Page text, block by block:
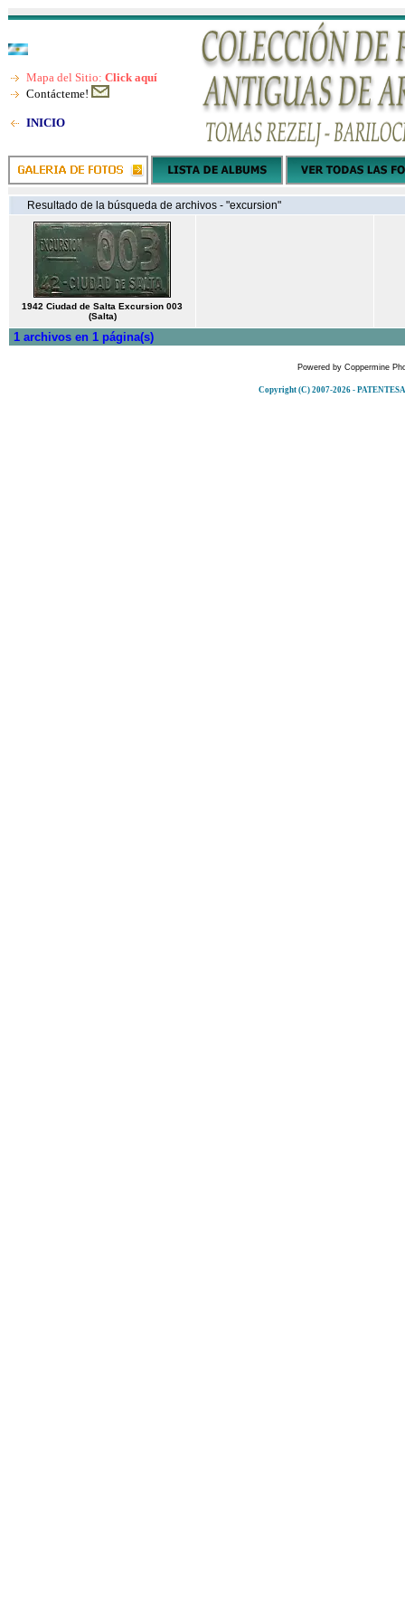
Mapa del Sitio: Click aquí
Contácteme!
INICIO
Resultado de la búsqueda de archivos - "excursion"
1942 Ciudad de Salta Excursion 003
(Salta)
1 archivos en 1 página(s)
Powered by Coppermine
Copyright (C) 2007-2026 -